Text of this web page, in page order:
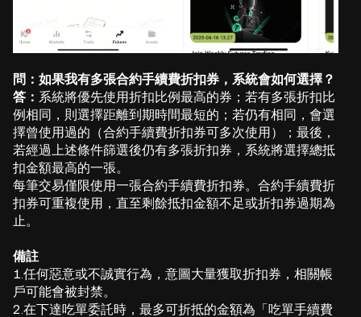
問：如果我有多張合約手續費折扣券，系統會如何選擇？
答： 系統將優先使用折扣比例最高的券；若有多張折扣比
例相同，則選擇距離到期時間最短的；若仍有相同，會選
擇曾使用過的（合約手續費折扣券可多次使用）；最後，
若經過上述條件篩選後仍有多張折扣券，系統將選擇總抵
扣金額最高的一張。
每筆交易僅限使用一張合約手續費折扣券。合約手續費折
扣券可重複使用，直至剩餘抵扣金額不足或折扣券過期為
止。
備註
1.任何惡意或不誠實行為，意圖大量獲取折扣券，相關帳
戶可能會被封禁。
2.在下達吃單委託時，最多可折抵的金額為「吃單手續費